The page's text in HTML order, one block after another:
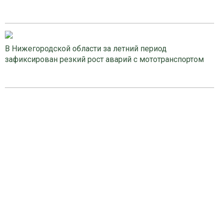
В Нижегородской области за летний период
зафиксирован резкий рост аварий с мототранспортом